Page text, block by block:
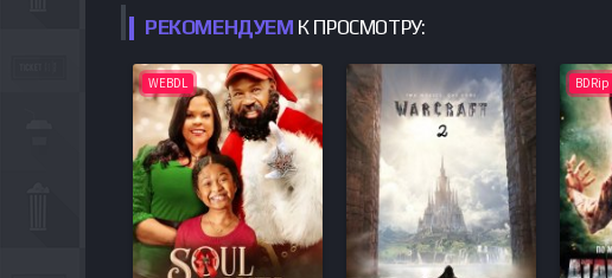
РЕКОМЕНДУЕМ К ПРОСМОТРУ:
WEBDL BDRip